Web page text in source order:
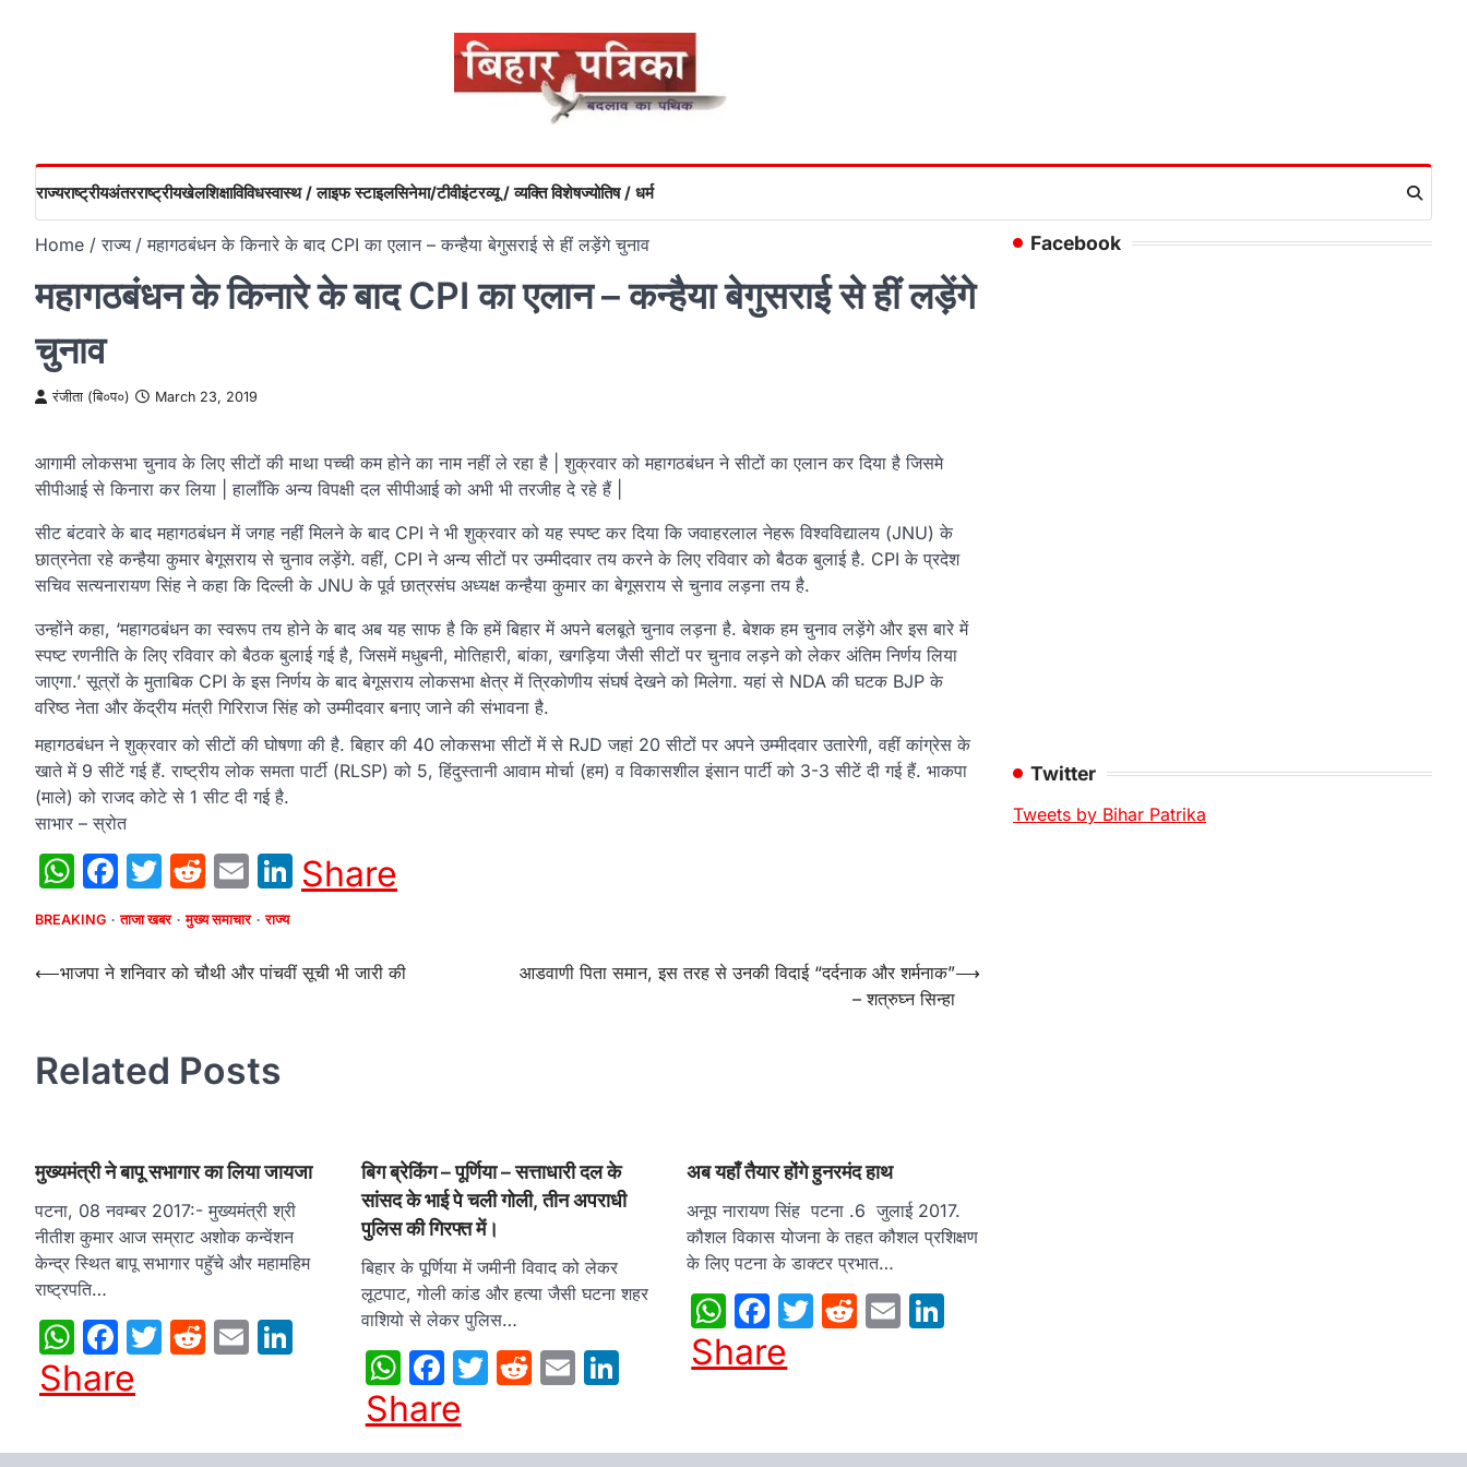
राज्यराष्ट्रीयअंतरराष्ट्रीयखेलशिक्षाविविधस्वास्थ / लाइफ स्टाइलसिनेमा/टीवीइंटरव्यू / व्यक्ति विशेषज्योतिष / धर्म
Home राज्य महागठबंधन के किनारे के बाद CPI का एलान – कन्हैया बेगुसराई से हीं लड़ेंगे चुनाव
महागठबंधन के किनारे के बाद CPI का एलान – कन्हैया बेगुसराई से हीं लड़ेंगे
चुनाव
रंजीता (बि०प०) March 23, 2019
आगामी लोकसभा चुनाव के लिए सीटों की माथा पच्ची कम होने का नाम नहीं ले रहा है | शुक्रवार को महागठबंधन ने सीटों का एलान कर दिया है जिसमे
सीपीआई से किनारा कर लिया | हालाँकि अन्य विपक्षी दल सीपीआई को अभी भी तरजीह दे रहे हैं |
सीट बंटवारे के बाद महागठबंधन में जगह नहीं मिलने के बाद CPI ने भी शुक्रवार को यह स्पष्ट कर दिया कि जवाहरलाल नेहरू विश्वविद्यालय (JNU) के
छात्रनेता रहे कन्हैया कुमार बेगूसराय से चुनाव लड़ेंगे. वहीं, CPI ने अन्य सीटों पर उम्मीदवार तय करने के लिए रविवार को बैठक बुलाई है. CPI के प्रदेश
सचिव सत्यनारायण सिंह ने कहा कि दिल्ली के JNU के पूर्व छात्रसंघ अध्यक्ष कन्हैया कुमार का बेगूसराय से चुनाव लड़ना तय है.
उन्होंने कहा, ‘महागठबंधन का स्वरूप तय होने के बाद अब यह साफ है कि हमें बिहार में अपने बलबूते चुनाव लड़ना है. बेशक हम चुनाव लड़ेंगे और इस बारे में
स्पष्ट रणनीति के लिए रविवार को बैठक बुलाई गई है, जिसमें मधुबनी, मोतिहारी, बांका, खगड़िया जैसी सीटों पर चुनाव लड़ने को लेकर अंतिम निर्णय लिया
जाएगा.’ सूत्रों के मुताबिक CPI के इस निर्णय के बाद बेगूसराय लोकसभा क्षेत्र में त्रिकोणीय संघर्ष देखने को मिलेगा. यहां से NDA की घटक BJP के
वरिष्ठ नेता और केंद्रीय मंत्री गिरिराज सिंह को उम्मीदवार बनाए जाने की संभावना है.
महागठबंधन ने शुक्रवार को सीटों की घोषणा की है. बिहार की 40 लोकसभा सीटों में से RJD जहां 20 सीटों पर अपने उम्मीदवार उतारेगी, वहीं कांग्रेस के
खाते में 9 सीटें गई हैं. राष्ट्रीय लोक समता पार्टी (RLSP) को 5, हिंदुस्तानी आवाम मोर्चा (हम) व विकासशील इंसान पार्टी को 3-3 सीटें दी गई हैं. भाकपा
(माले) को राजद कोटे से 1 सीट दी गई है.
साभार – स्रोत
WhatsApp
Facebook
Twitter
Reddit
EmailLinkedIn
Share
BREAKING ताजा खबर मुख्य समाचार राज्य
Post
⟵भाजपा ने शनिवार को चौथी और पांचवीं सूची भी जारी की
आडवाणी पिता समान, इस तरह से उनकी विदाई “दर्दनाक और शर्मनाक”
– शत्रुघ्न सिन्हा
⟶
Related Posts
मुख्यमंत्री ने बापू सभागार का लिया जायजा
पटना, 08 नवम्बर 2017:- मुख्यमंत्री श्री
नीतीश कुमार आज सम्राट अशोक कन्वेंशन
केन्द्र स्थित बापू सभागार पहुॅचे और महामहिम
राष्ट्रपति…
WhatsApp
Facebook
Twitter
Reddit
EmailLinkedIn
Share
बिग ब्रेकिंग – पूर्णिया – सत्ताधारी दल के
सांसद के भाई पे चली गोली, तीन अपराधी
पुलिस की गिरफ्त में।
बिहार के पूर्णिया में जमीनी विवाद को लेकर
लूटपाट, गोली कांड और हत्या जैसी घटना शहर
वाशियो से लेकर पुलिस…
WhatsApp
Facebook
Twitter
Reddit
EmailLinkedIn
Share
अब यहाँ तैयार होंगे हुनरमंद हाथ
अनूप नारायण सिंह पटना .6 जुलाई 2017.
कौशल विकास योजना के तहत कौशल प्रशिक्षण
के लिए पटना के डाक्टर प्रभात…
WhatsApp
Facebook
Twitter
Reddit
Email
Share
Facebook
Twitter
Tweets by Bihar Patrika